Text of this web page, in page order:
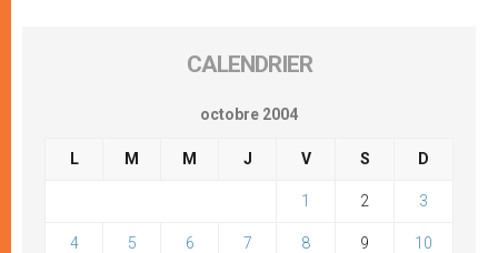
CALENDRIER
octobre 2004
L M M J V S D
1 2 3
4 5 6 7 8 9 10